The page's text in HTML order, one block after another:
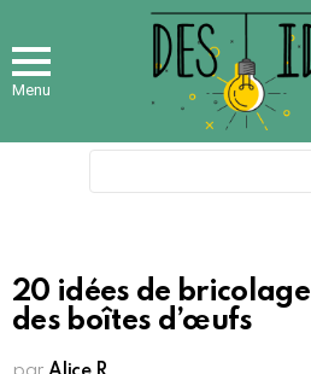
Menu
20 idées de
des boîtes d’œufs